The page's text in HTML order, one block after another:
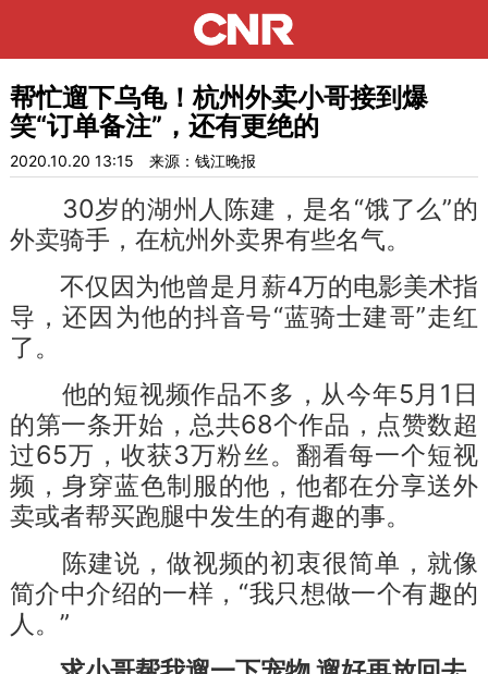
帮忙遛下乌龟！杭州外卖小哥接到爆
笑“订单备注”，还有更绝的
2020.10.20 13:15 来源：钱江晚报
30岁的湖州人陈建，是名“饿了么”的
外卖骑手，在杭州外卖界有些名气。
不仅因为他曾是月薪4万的电影美术指
导，还因为他的抖音号“蓝骑士建哥”走红
了。
他的短视频作品不多，从今年5月1日
的第一条开始，总共68个作品，点赞数超
过65万，收获3万粉丝。翻看每一个短视
频，身穿蓝色制服的他，他都在分享送外
卖或者帮买跑腿中发生的有趣的事。
陈建说，做视频的初衷很简单，就像
简介中介绍的一样，“我只想做一个有趣的
人。”